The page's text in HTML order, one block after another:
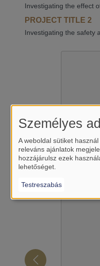
Investigating the effect
PROJECT TITLE 2
Investigating the safety
Személyes
A weboldal sütiket
releváns ajánlatok
hozzájárulsz ezek
lehetőséget.
Testreszabás